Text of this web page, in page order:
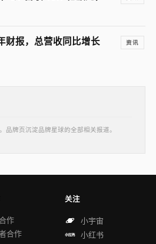
财报，总营收同比增长
资讯
品牌页沉淀品牌星球的全部相关报道。
作
合作
关注
小宇宙
小红书